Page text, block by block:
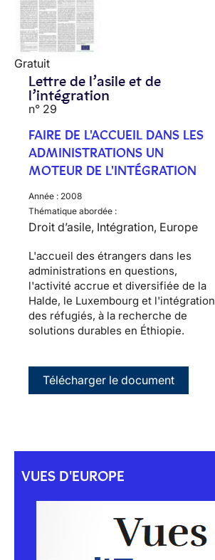
Gratuit
Lettre de l’asile et de
l’intégration
n° 29
FAIRE DE L'ACCUEIL DANS LES
ADMINISTRATIONS UN
MOTEUR DE L'INTÉGRATION
Année : 2008
Thématique abordée :
Droit d’asile, Intégration, Europe
L'accueil des étrangers dans les
administrations en questions,
l'activité accrue et diversifiée de la
Halde, le Luxembourg et l'intégration
des réfugiés, à la recherche de
solutions durables en Éthiopie.
Télécharger le document
VUES D'EUROPE